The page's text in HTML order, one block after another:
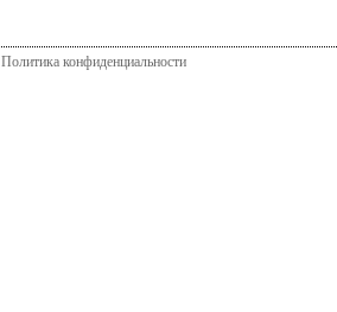
Политика конфиденциальности